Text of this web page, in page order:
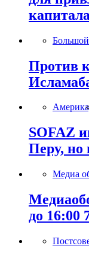
капитала
Против
SOFAZ
Перу, но
Медиа
до 16:00